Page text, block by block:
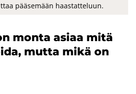
pääsemään haastatteluun.
monta asiaa mitä
mutta mikä on